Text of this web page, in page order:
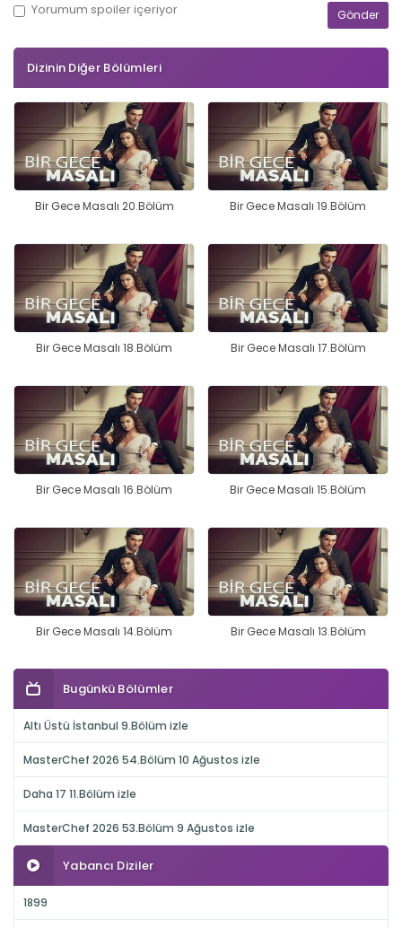
Yorumum spoileriçeriyor
Dizinin Diğer Bölümleri
Bir Gece Masalı 20.Bölüm Bir Gece Masalı 19.Bölüm
Bir Gece Masalı 18.Bölüm Bir Gece Masalı 17.Bölüm
Bir Gece Masalı 16.Bölüm Bir Gece Masalı 15.Bölüm
Bir Gece Masalı 14.Bölüm Bir Gece Masalı 13.Bölüm
Bugünkü Bölümler
Altı Üstü İstanbul 9.Bölüm izle
MasterChef 2026 54.Bölüm 10 Ağustos izle
Daha 17 11.Bölüm izle
MasterChef 2026 53.Bölüm 9 Ağustos izle
Yabancı Diziler
1899